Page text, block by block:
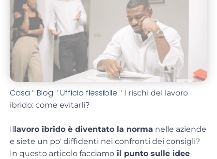
Casa " Blog " Ufficio flessibile " I rischi del lavoro
ibrido: come evitarli?
Il lavoro ibrido è diventato la norma nelle aziende
e siete un po' diffidenti nei confronti dei consigli?
In questo articolo facciamo il punto sulle idee